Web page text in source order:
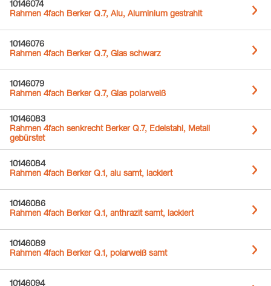
10146074
Rahmen 4fach Berker Q.7, Alu, Aluminium gestrahlt
10146076
Rahmen 4fach Berker Q.7, Glas schwarz
10146079
Rahmen 4fach Berker Q.7, Glas polarweiß
10146083
Rahmen 4fach senkrecht Berker Q.7, Edelstahl, Metall
gebürstet
10146084
Rahmen 4fach Berker Q.1, alu samt, lackiert
10146086
Rahmen 4fach Berker Q.1, anthrazit samt, lackiert
10146089
Rahmen 4fach Berker Q.1, polarweiß samt
10146094